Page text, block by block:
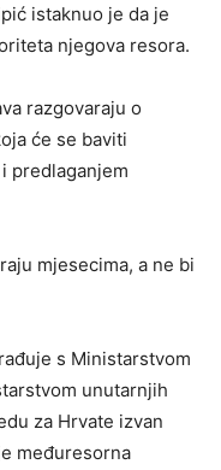
istaknuo je da je
njegova resora.
razgovaraju o
će se baviti
predlaganjem
mjesecima, a ne bi
s Ministarstvom
unutarnjih
za Hrvate izvan
međuresorna